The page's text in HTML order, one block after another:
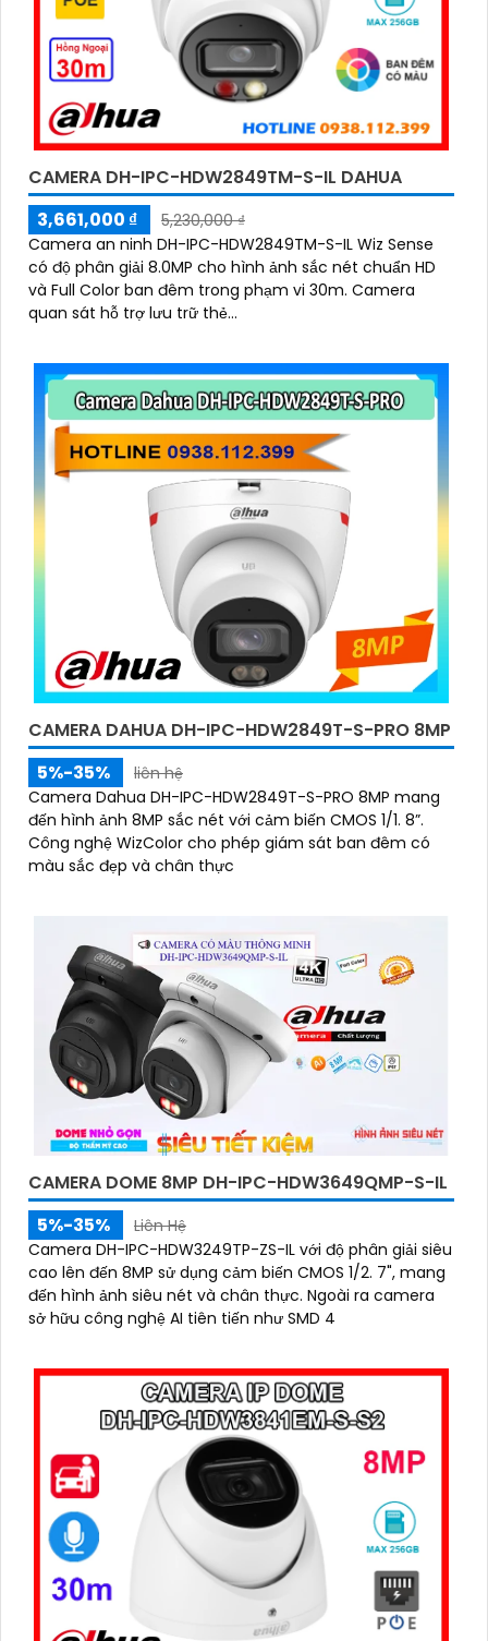
CAMERA DH-IPC-HDW2849TM-S-IL DAHUA
3,661,000 ₫
5,230,000 ₫
Camera an ninh DH-IPC-HDW2849TM-S-IL Wiz Sense
có độ phân giải 8.0MP cho hình ảnh sắc nét chuẩn HD
và Full Color ban đêm trong phạm vi 30m. Camera
quan sát hỗ trợ lưu trữ thẻ...
CAMERA DAHUA DH-IPC-HDW2849T-S-PRO 8MP
5%-35%
liên hệ
Camera Dahua DH-IPC-HDW2849T-S-PRO 8MP mang
đến hình ảnh 8MP sắc nét với cảm biến CMOS 1/1. 8”.
Công nghệ WizColor cho phép giám sát ban đêm có
màu sắc đẹp và chân thực
CAMERA DOME 8MP DH-IPC-HDW3649QMP-S-IL
5%-35%
Liên Hệ
Camera DH-IPC-HDW3249TP-ZS-IL với độ phân giải siêu
cao lên đến 8MP sử dụng cảm biến CMOS 1/2. 7", mang
đến hình ảnh siêu nét và chân thực. Ngoài ra camera
sở hữu công nghệ AI tiên tiến như SMD 4